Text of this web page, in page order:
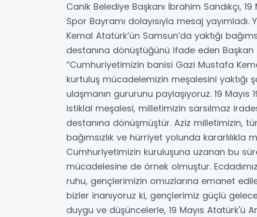
Canik Belediye Başkanı İbrahim Sandıkçı,
Spor Bayramı dolayısıyla mesaj
Kemal Atatürk’ün Samsun’da yaktığı
destanına dönüştüğünü ifade eden Başkan
“Cumhuriyetimizin banisi Gazi Mustafa
kurtuluş mücadelemizin meşalesini yaktığı
ulaşmanın gururunu paylaşıyoruz. 19
istiklal meşalesi, milletimizin sarsılmaz
destanına dönüşmüştür. Aziz milletimizin,
bağımsızlık ve hürriyet yolunda kararlılıkla
Cumhuriyetimizin kuruluşuna uzanan bu
mücadelesine de örnek olmuştur.
ruhu, gençlerimizin omuzlarına emanet
bizler inanıyoruz ki, gençlerimiz güçlü
duygu ve düşüncelerle, 19 Mayıs Atatürk'ü